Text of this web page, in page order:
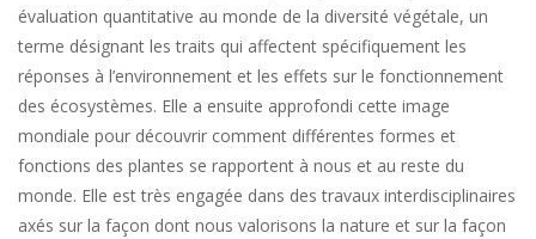
évaluation quantitative au monde de la diversité végétale, un
terme désignant les traits qui affectent spécifiquement les
réponses à l’environnement et les effets sur le fonctionnement
des écosystèmes. Elle a ensuite approfondi cette image
mondiale pour découvrir comment différentes formes et
fonctions des plantes se rapportent à nous et au reste du
monde. Elle est très engagée dans des travaux interdisciplinaires
axés sur la façon dont nous valorisons la nature et sur la façon